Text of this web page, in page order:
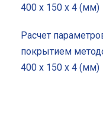
400 x 150 x 4 (мм)
Расчет
покрытием
400 x 150 x 4 (мм)